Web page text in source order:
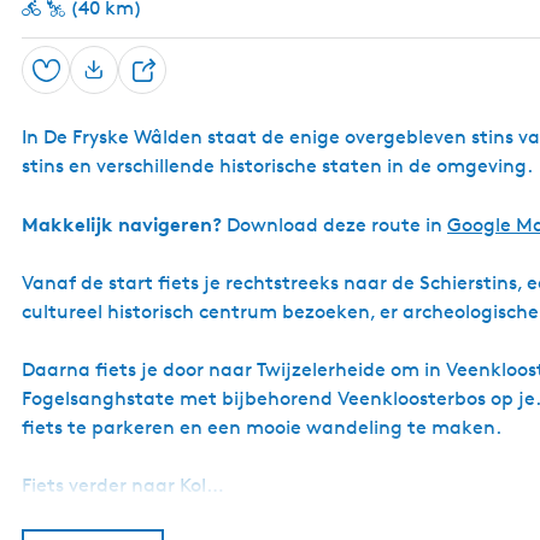
(40 km)
Opslaan
D
e
l
In De Fryske Wâlden staat de enige overgebleven stins
stins en verschillende historische staten in de omgeving.
Makkelijk navigeren? Download deze route in Google
Vanaf de start fiets je rechtstreeks naar de Schierstins,
cultureel historisch centrum bezoeken, er
Daarna fiets je door naar Twijzelerheide om in
Fogelsanghstate met bijbehorend Veenkloosterbos op
fiets te parkeren en een mooie wandeling te maken.
Fiets verder naar Kol…